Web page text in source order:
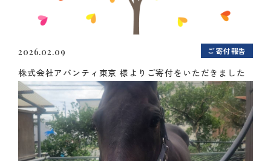
2026.02.09 ご寄付報告
株式会社アバンティ東京 様よりご寄付をいただきました